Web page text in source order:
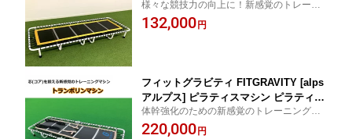
トランポリン 【メーカー直送・送料別
途見積】トレーニングマシン 呼吸 イン
様々な競技力の向上に！新感覚のトレーニ
ングマシン
132,000 円
フィットグラビティ FITGRAVITY [alps
アルプス] ピラティスマシン ピラティス
リフォーマー トランポリン 【メーカー
直送・送料別途見積】トレーニングマシ
体幹強化のための新感覚のトレーニングマ
シン
220,000 円